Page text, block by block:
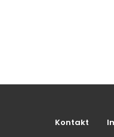
Kontakt